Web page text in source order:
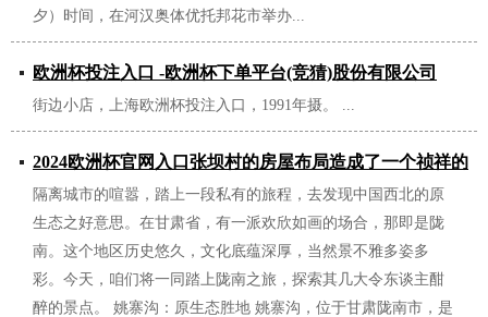
夕）时间，在河汉奥体优托邦花市举办...
欧洲杯投注入口 ​​​-欧洲杯下单平台(竞猜)股份有限公司
街边小店，上海欧洲杯投注入口，1991年摄。 ​​​...
2024欧洲杯官网入口张坝村的房屋布局造成了一个祯祥的
汉字“寿”-欧洲杯下单平台(竞猜)股份有限公司
隔离城市的喧嚣，踏上一段私有的旅程，去发现中国西北的原
生态之好意思。在甘肃省，有一派欢欣如画的场合，那即是陇
南。这个地区历史悠久，文化底蕴深厚，当然景不雅多姿多
彩。今天，咱们将一同踏上陇南之旅，探索其几大令东谈主酣
醉的景点。 姚寨沟：原生态胜地 姚寨沟，位于甘肃陇南市，是